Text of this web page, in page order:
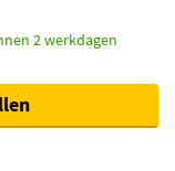
2 werkdagen